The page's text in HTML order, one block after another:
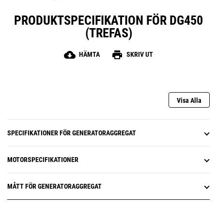
PRODUKTSPECIFIKATION FÖR DG450
(TREFAS)
cloud_download HÄMTA print SKRIV UT
Visa Alla
SPECIFIKATIONER FÖR GENERATORAGGREGAT
MOTORSPECIFIKATIONER
MÅTT FÖR GENERATORAGGREGAT